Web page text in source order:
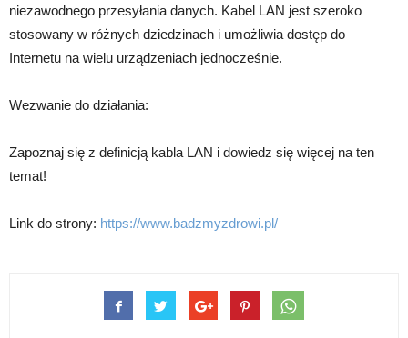
niezawodnego przesyłania danych. Kabel LAN jest szeroko
stosowany w różnych dziedzinach i umożliwia dostęp do
Internetu na wielu urządzeniach jednocześnie.
Wezwanie do działania:
Zapoznaj się z definicją kabla LAN i dowiedz się więcej na ten
temat!
Link do strony: https://www.badzmyzdrowi.pl/